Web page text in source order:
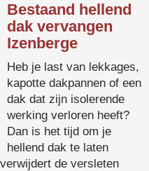
Bestaand hellend
dak vervangen
Izenberge
Heb je last van lekkages,
kapotte dakpannen of een
dak dat zijn isolerende
werking verloren heeft?
Dan is het tijd om je
hellend dak te laten
de versleten